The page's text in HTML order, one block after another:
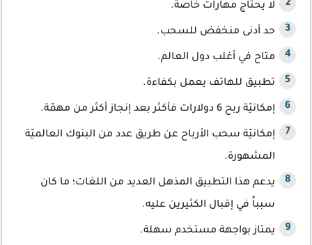
لا يحتاج مهارات خاصة.
حد أدنى منخفض للسحب.
متاح في أغلب دول العالم.
تطبيق للهاتف يعمل بكفاءة.
إمكانيّة ربح 6 دولارات فأكثر بعد إنجاز أكثر من مهمّة.
إمكانيّة سحب الأرباح عن طريق عدد من البنوك العالميّة
المشهورة.
يدعم هذا التطبيق المذهل العديد من اللغات؛ ما كان
سبباً في إقبال الكثيرين عليه.
يمتاز بواجهة مستخدم سهلة.